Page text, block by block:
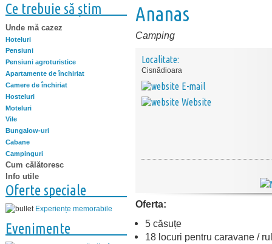
Ce trebuie să știm
Unde mă cazez
Hoteluri
Pensiuni
Pensiuni agroturistice
Apartamente de închiriat
Camere de închiriat
Hosteluri
Moteluri
Vile
Bungalow-uri
Cabane
Campinguri
Cum călătoresc
Info utile
Oferte speciale
Experiențe memorabile
Evenimente
Ananas
Camping
Localitate:
Cisnădioara
E-mail
Website
Oferta:
5 căsuțe
18 locuri pentru caravane /